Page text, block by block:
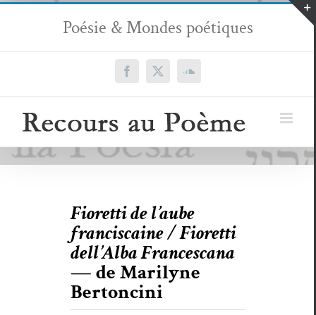
Passer
contenu
Poésie & Mondes poétiques
Facebook
X SoundCloud
Fioretti de l’aube
franciscaine / Fioretti
dell’Alba Francescana
— de Marilyne
Bertoncini